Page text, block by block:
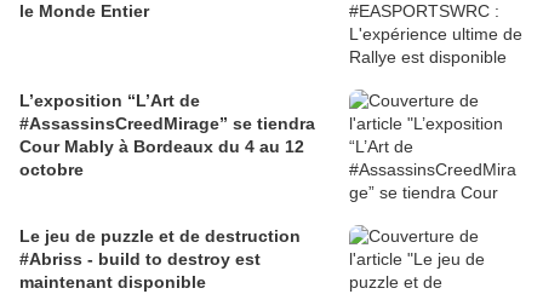
le Monde Entier
L’exposition “L’Art de
#AssassinsCreedMirage” se tiendra
Cour Mably à Bordeaux du 4 au 12
octobre
Le jeu de puzzle et de destruction
#Abriss - build to destroy est
maintenant disponible